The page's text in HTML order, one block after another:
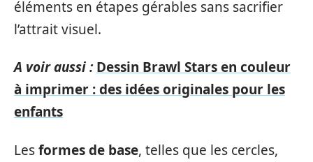
éléments en étapes gérables sans sacrifier
l’attrait visuel.
A voir aussi : Dessin Brawl Stars en couleur
à imprimer : des idées originales pour les
enfants
Lesformes de base, telles que les cercles,